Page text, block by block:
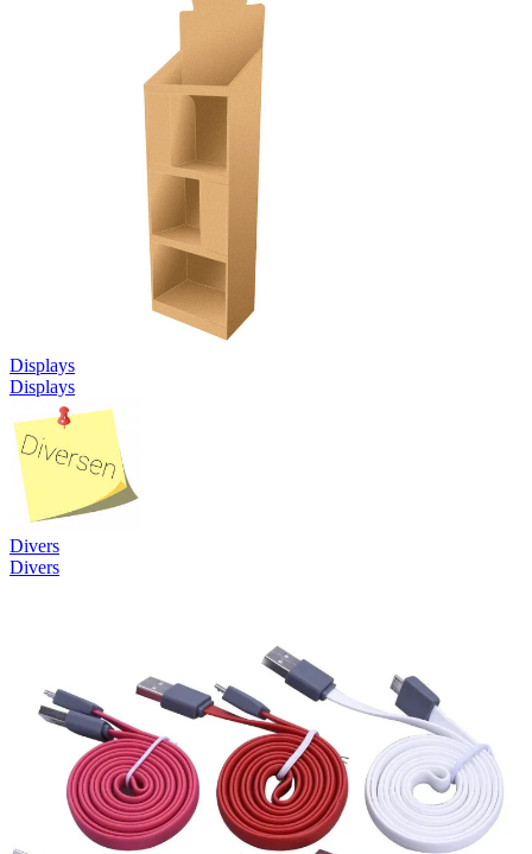
Displays
Displays
Divers
Divers